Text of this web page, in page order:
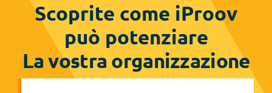
Scoprite come iProov
può potenziare
La vostra organizzazione